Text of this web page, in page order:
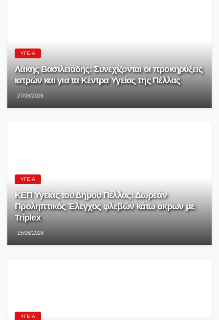
ΥΓΕΊΑ
Λάκης Βασιλειάδης: Συνεχίζονται οι προκηρύξεις
ιατρών και για τα Κέντρα Υγείας της Πέλλας
27/06/2026
ΥΓΕΊΑ
ΚΕΠ Υγείας του Δήμου Πέλλας: Δωρεάν
Προληπτικός Έλεγχος φλεβών κάτω άκρων με
Triplex
15/06/2026
ΥΓΕΊΑ